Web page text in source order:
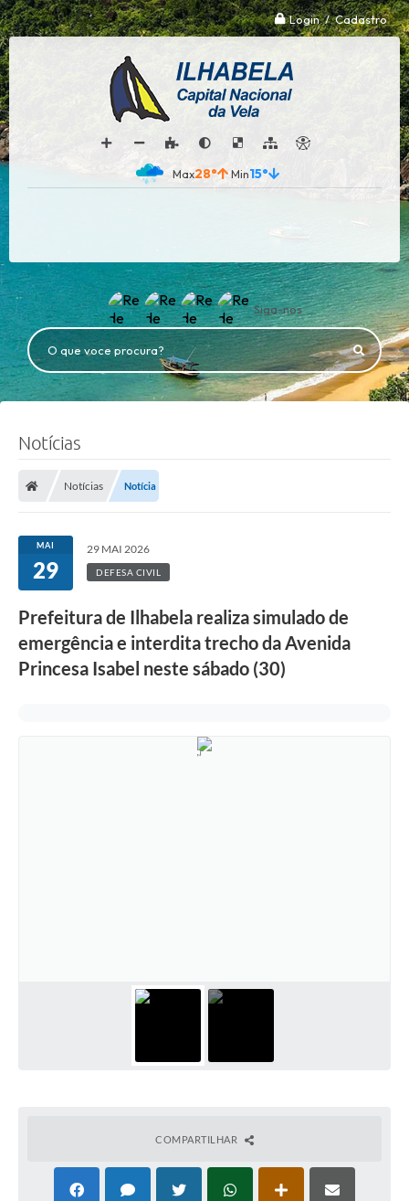
Login / Cadastro
28° 15°
Siga-nos
O que voce procura?
Notícias
Notícias Notícia
MAI
29
29 MAI 2026
DEFESA CIVIL
Prefeitura de Ilhabela realiza simulado de
emergência e interdita trecho da Avenida
Princesa Isabel neste sábado (30)
COMPARTILHAR